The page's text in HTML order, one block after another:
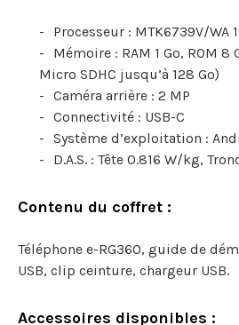
Processeur : MTK6739V/WA
Mémoire : RAM 1 Go, ROM
Micro SDHC jusqu’à 128 Go)
Caméra arrière : 2 MP
Connectivité : USB-C
Système d’exploitation :
D.A.S. : Tête 0.816 W/kg,
Contenu du coffret :
Téléphone e-RG360, guide de
USB, clip ceinture, chargeur USB.
Accessoires disponibles :